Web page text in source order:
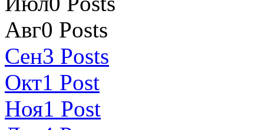
Авг0 Posts
Сен3 Posts
Окт1 Post
Ноя1 Post